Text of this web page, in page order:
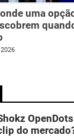
uma
do